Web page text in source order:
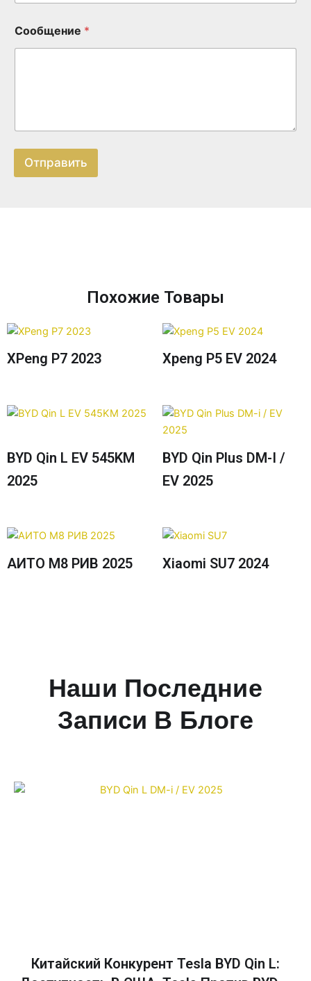
Сообщение *
Отправить
Похожие Товары
XPeng P7 2023 Xpeng P5 EV 2024
BYD Qin L EV 545KM
2025
BYD Qin Plus DM-I /
EV 2025
АИТО М8 РИВ 2025 Xiaomi SU7 2024
Наши Последние
Записи В Блоге
Китайский Конкурент Tesla BYD Qin L: